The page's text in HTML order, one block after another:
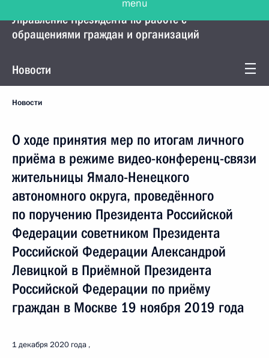
Управление Президента по работе с
обращениями граждан и организаций
Новости
Новости
О ходе принятия мер по итогам личного
приёма в режиме видео-конференц-связи
жительницы Ямало-Ненецкого
автономного округа, проведённого
по поручению Президента Российской
Федерации советником Президента
Российской Федерации Александрой
Левицкой в Приёмной Президента
Российской Федерации по приёму
граждан в Москве 19 ноября 2019 года
1 декабря 2020 года